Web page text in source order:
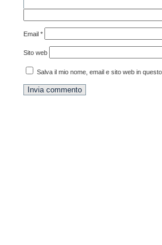
Email *
Sito web
Salva il mio nome, email e sito web in